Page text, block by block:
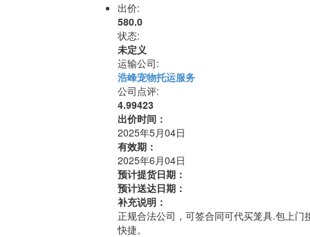
出价:
580.0
状态:
未定义
运输公司:
浩峰宠物托运服务
公司点评:
4.99423
出价时间：
2025年5月04日
有效期：
2025年6月04日
预计提货日期：
预计送达日期：
补充说明：
正规合法公司，可签合同可代买笼具.包上
快捷。